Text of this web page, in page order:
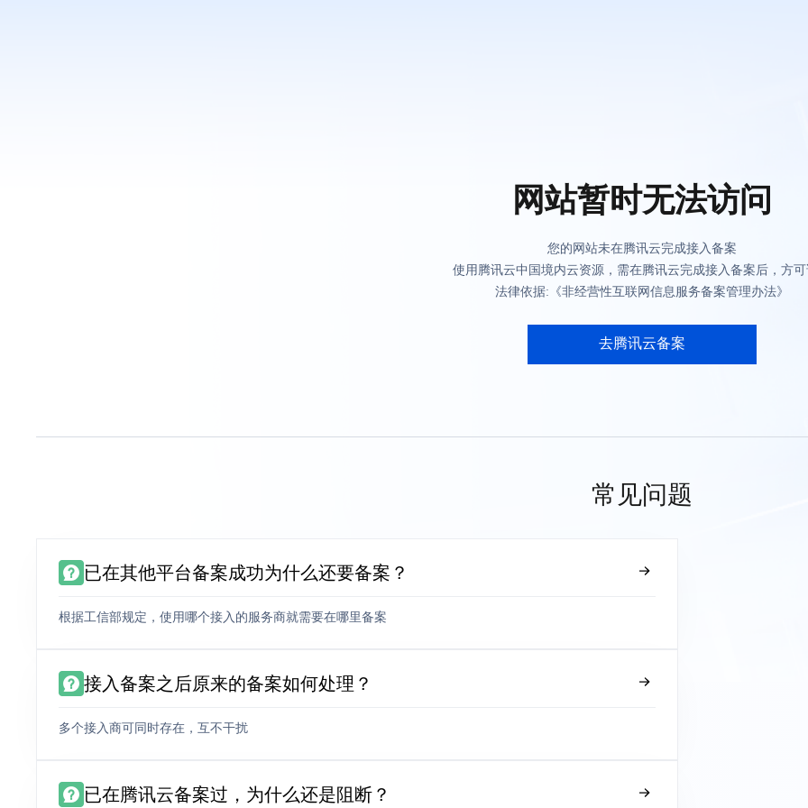
网站暂时无法访问
您的网站未在腾讯云完成接入备案
使用腾讯云中国境内云资源，需在腾讯云完成接入备案后，方
法律依据:《非经营性互联网信息服务备案管理办法》
去腾讯云备案
常见问题
已在其他平台备案成功为什么还要备案？
根据工信部规定，使用哪个接入的服务商就需要在哪里备案
接入备案之后原来的备案如何处理？
多个接入商可同时存在，互不干扰
已在腾讯云备案过，为什么还是阻断？